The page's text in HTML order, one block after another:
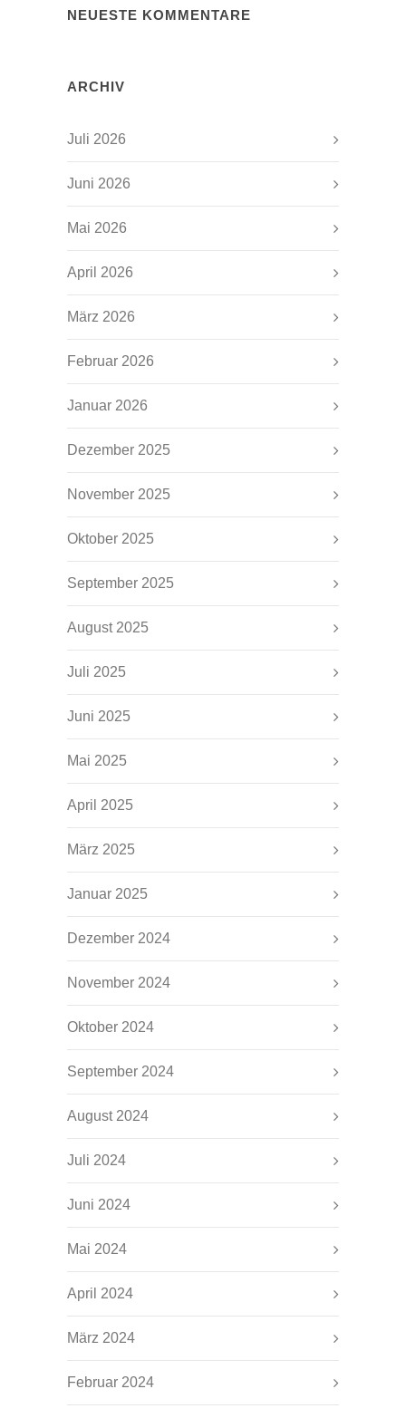
NEUESTE KOMMENTARE
ARCHIV
Juli 2026
Juni 2026
Mai 2026
April 2026
März 2026
Februar 2026
Januar 2026
Dezember 2025
November 2025
Oktober 2025
September 2025
August 2025
Juli 2025
Juni 2025
Mai 2025
April 2025
März 2025
Januar 2025
Dezember 2024
November 2024
Oktober 2024
September 2024
August 2024
Juli 2024
Juni 2024
Mai 2024
April 2024
März 2024
Februar 2024